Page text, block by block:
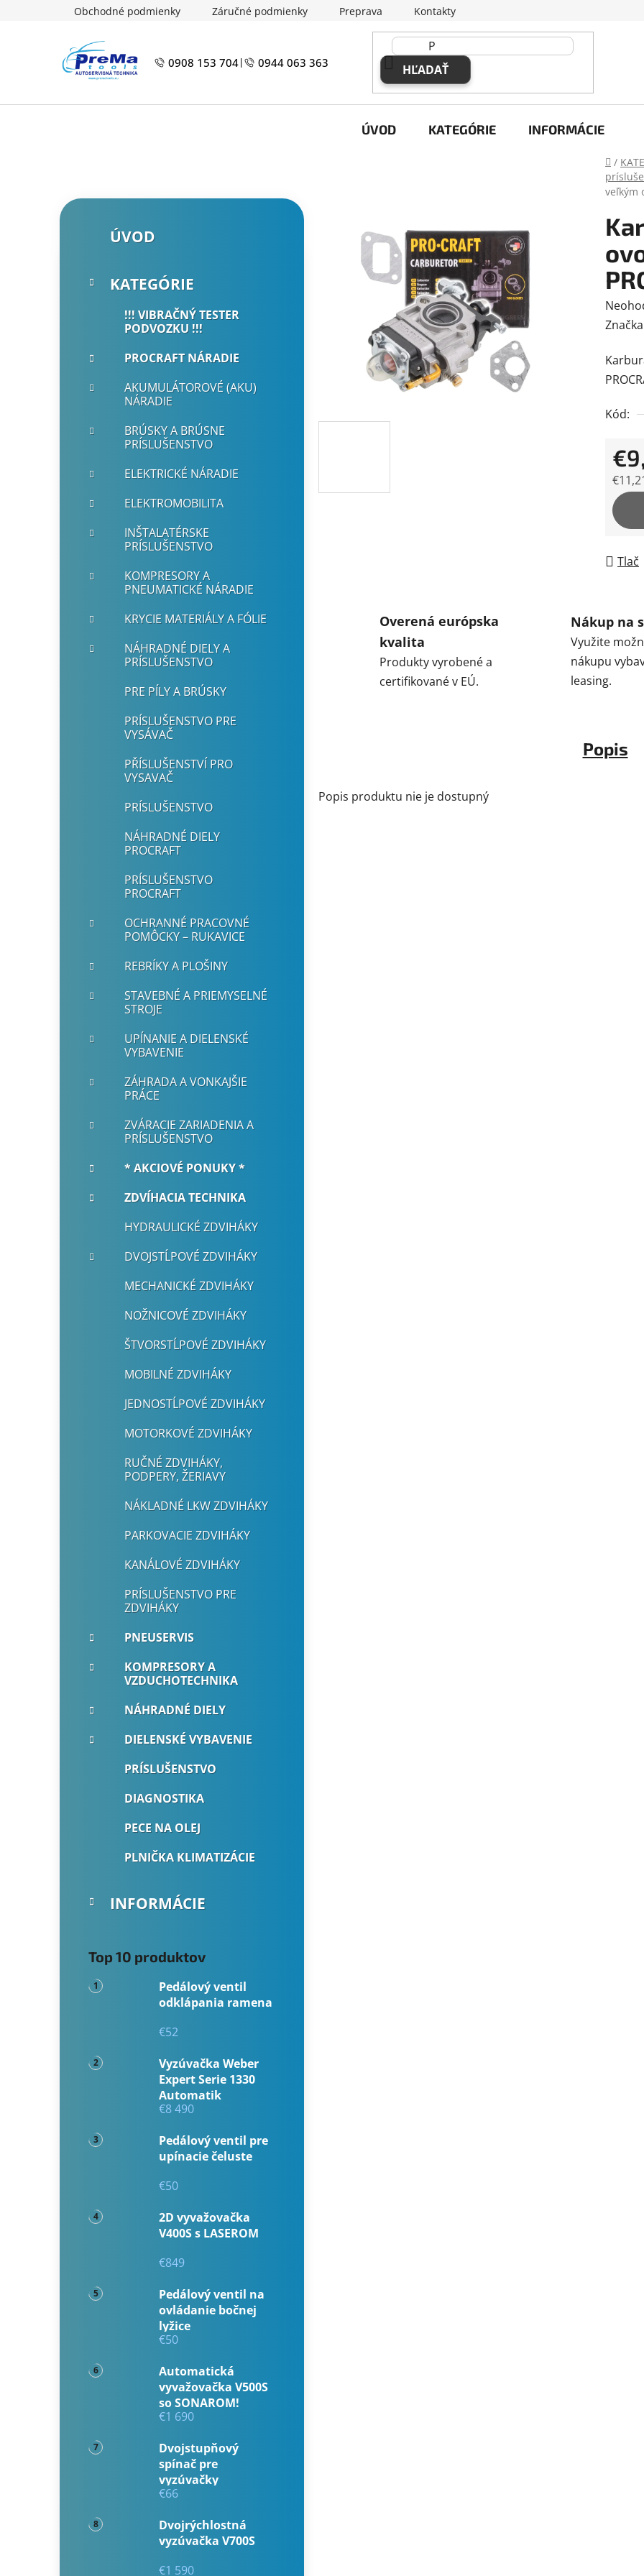
Obchodné podmienky Záručné podmienky Preprava Kontakty
0908 153 704| 0944 063 363 HĽADAŤ
ÚVOD KATEGÓRIE INFORMÁCIE
Domov
/
veľkým
Preskočiť
kategórie
e
g
e
ÚVOD
KATEGÓRIE
!!! VIBRAČNÝ TESTER
PODVOZKU !!!
PROCRAFT NÁRADIE
AKUMULÁTOROVÉ (AKU)
NÁRADIE
BRÚSKY A BRÚSNE
PRÍSLUŠENSTVO
ELEKTRICKÉ NÁRADIE
ELEKTROMOBILITA
INŠTALATÉRSKE
PRÍSLUŠENSTVO
KOMPRESORY A
PNEUMATICKÉ NÁRADIE
KRYCIE MATERIÁLY A FÓLIE
NÁHRADNÉ DIELY A
PRÍSLUŠENSTVO
PRE PÍLY A BRÚSKY
PRÍSLUŠENSTVO PRE
VYSÁVAČ
PŘÍSLUŠENSTVÍ PRO
VYSAVAČ
PRÍSLUŠENSTVO
NÁHRADNÉ DIELY
PROCRAFT
PRÍSLUŠENSTVO
PROCRAFT
OCHRANNÉ PRACOVNÉ
POMÔCKY – RUKAVICE
REBRÍKY A PLOŠINY
STAVEBNÉ A PRIEMYSELNÉ
STROJE
UPÍNANIE A DIELENSKÉ
VYBAVENIE
ZÁHRADA A VONKAJŠIE
PRÁCE
ZVÁRACIE ZARIADENIA A
PRÍSLUŠENSTVO
* AKCIOVÉ PONUKY *
ZDVÍHACIA TECHNIKA
HYDRAULICKÉ ZDVIHÁKY
DVOJSTĹPOVÉ ZDVIHÁKY
MECHANICKÉ ZDVIHÁKY
NOŽNICOVÉ ZDVIHÁKY
ŠTVORSTĹPOVÉ ZDVIHÁKY
MOBILNÉ ZDVIHÁKY
JEDNOSTĹPOVÉ ZDVIHÁKY
MOTORKOVÉ ZDVIHÁKY
RUČNÉ ZDVIHÁKY,
PODPERY, ŽERIAVY
NÁKLADNÉ LKW ZDVIHÁKY
PARKOVACIE ZDVIHÁKY
KANÁLOVÉ ZDVIHÁKY
PRÍSLUŠENSTVO PRE
ZDVIHÁKY
PNEUSERVIS
KOMPRESORY A
VZDUCHOTECHNIKA
NÁHRADNÉ DIELY
DIELENSKÉ VYBAVENIE
PRÍSLUŠENSTVO
DIAGNOSTIKA
PECE NA OLEJ
PLNIČKA KLIMATIZÁCIE
INFORMÁCIE
Top 10 produktov
Pedálový ventil
odklápania ramena
€52
Vyzúvačka Weber
Expert Serie 1330
Automatik
€8 490
Pedálový ventil pre
upínacie čeluste
€50
2D vyvažovačka
V400S s LASEROM
€849
Pedálový ventil na
ovládanie bočnej
lyžice
€50
Automatická
vyvažovačka V500S
so SONAROM!
€1 690
Dvojstupňový
spínač pre
vyzúvačky
€66
Dvojrýchlostná
vyzúvačka V700S
€1 590
je
0,0
5
Kód:
Tlač
Overená európska
kvalita
Produkty vyrobené a
certifikované v EÚ.
Nákup na
Využite
nákupu
leasing.
Popis
Popis produktu nie je dostupný